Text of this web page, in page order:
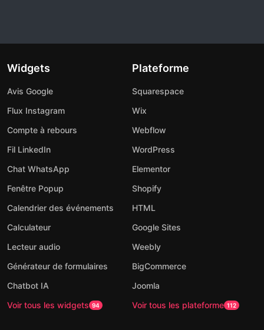
Widgets
Avis Google
Flux Instagram
Compte à rebours
Fil LinkedIn
Chat WhatsApp
Fenêtre Popup
Calendrier des événements
Calculateur
Lecteur audio
Générateur de formulaires
Chatbot IA
Voir tous les widgets 94
Plateforme
Squarespace
Wix
Webflow
WordPress
Elementor
Shopify
HTML
Google Sites
Weebly
BigCommerce
Joomla
Voir tous les plateforme 112